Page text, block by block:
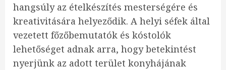
hangsúly az ételkészítés mesterségére és
kreativitására helyeződik. A helyi séfek által
vezetett főzőbemutatók és kóstolók
lehetőséget adnak arra, hogy betekintést
nyerjünk az adott terület konyhájának